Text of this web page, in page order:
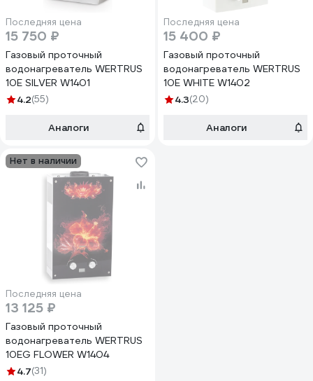
Последняя цена
15 750 ₽
Газовый проточный
водонагреватель WERTRUS
10E SILVER W1401
4.2(55)
Аналоги
Последняя цена
15 400 ₽
Газовый проточный
водонагреватель WERTRUS
10E WHITE W1402
4.3(20)
Аналоги
Нет в наличии
Последняя цена
13 125 ₽
Газовый проточный
водонагреватель WERTRUS
10EG FLOWER W1404
4.7(31)